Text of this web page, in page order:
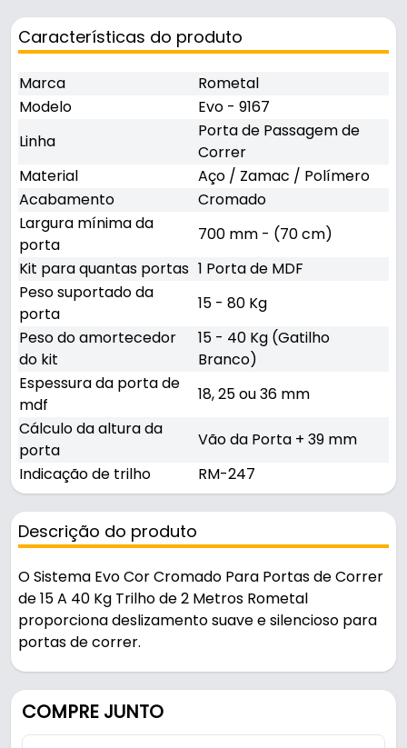
Características do produto
Marca
Rometal
Modelo
Evo - 9167
Linha
Porta de Passagem de
Correr
Material
Aço / Zamac / Polímero
Acabamento
Cromado
Largura mínima da
porta
700 mm - (70 cm)
Kit para quantas portas 1 Porta de MDF
Peso suportado da
porta
15 - 80 Kg
Peso do amortecedor
do kit
15 - 40 Kg (Gatilho
Branco)
Espessura da porta de
mdf
18, 25 ou 36 mm
Cálculo da altura da
porta
Vão da Porta + 39 mm
Indicação de trilho
RM-247
Descrição do produto
O Sistema Evo Cor Cromado Para Portas de Correr
de 15 A 40 Kg Trilho de 2 Metros Rometal
proporciona deslizamento suave e silencioso para
portas de correr.
Pode ser usado em portas e janelas.
Fabricado em Aço / Zamac / Polímero com
COMPRE JUNTO